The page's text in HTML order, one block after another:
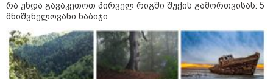
რა უნდა გავაკეთოთ პირველ
მნიშვნელოვანი ნაბიჯი
რა უნდა გავაკეთოთ პირველ რიგში შუქის გამორთვისას: 5
მნიშვნელოვანი ნაბიჯი